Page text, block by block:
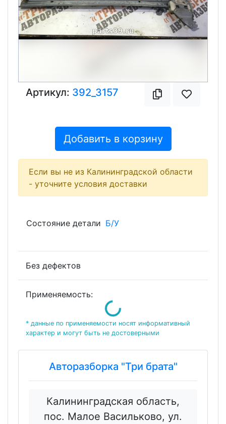
Артикул: 392_3157
Добавить в корзину
Если вы не из Калининградской области
- уточните условия доставки
Состояние детали Б/У
Без дефектов
Применяемость: Loading...
* данные по применяемости носят информативный
характер и могут быть не достоверными
Авторазборка "Три брата"
Калининградская область,
пос. Малое Васильково, ул.